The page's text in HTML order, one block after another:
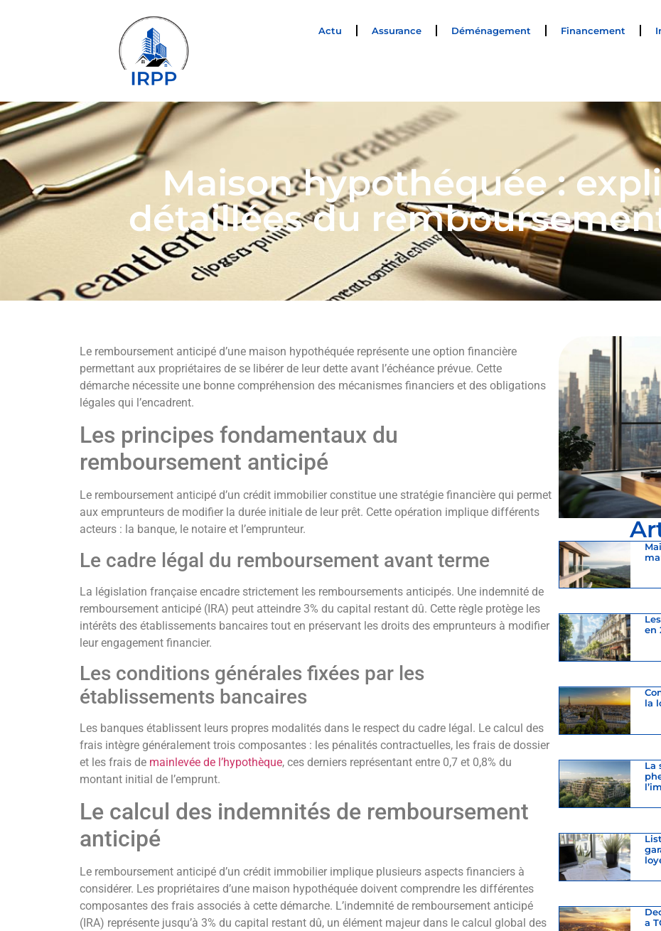
Actu Assurance Déménagement Financement
Maison hypothéquée :
détaillées du
Le remboursement anticipé d’une maison hypothéquée représente une option financière
permettant aux propriétaires de se libérer de leur dette avant l’échéance prévue. Cette
démarche nécessite une bonne compréhension des mécanismes financiers et des obligations
légales qui l’encadrent.
Les principes fondamentaux du
remboursement anticipé
Le remboursement anticipé d’un crédit immobilier constitue une stratégie financière qui permet
aux emprunteurs de modifier la durée initiale de leur prêt. Cette opération implique différents
acteurs : la banque, le notaire et l’emprunteur.
Le cadre légal du remboursement avant terme
La législation française encadre strictement les remboursements anticipés. Une indemnité de
remboursement anticipé (IRA) peut atteindre 3% du capital restant dû. Cette règle protège les
intérêts des établissements bancaires tout en préservant les droits des emprunteurs à modifier
leur engagement financier.
Les conditions générales fixées par les
établissements bancaires
Les banques établissent leurs propres modalités dans le respect du cadre légal. Le calcul des
frais intègre généralement trois composantes : les pénalités contractuelles, les frais de dossier
et les frais de mainlevée de l’hypothèque, ces derniers représentant entre 0,7 et 0,8% du
montant initial de l’emprunt.
Le calcul des indemnités de remboursement
anticipé
Le remboursement anticipé d’un crédit immobilier implique plusieurs aspects financiers à
considérer. Les propriétaires d’une maison hypothéquée doivent comprendre les différentes
composantes des frais associés à cette démarche. L’indemnité de remboursement anticipé
(IRA) représente jusqu’à 3% du capital restant dû, un élément majeur dans le calcul global des
en
la
La
a